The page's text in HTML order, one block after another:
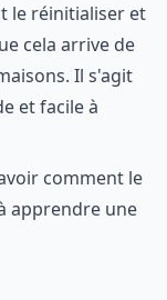
le réinitialiser et
cela arrive de
Il s'agit
et facile à
comment le
apprendre une